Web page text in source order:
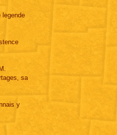
legende
sa
y